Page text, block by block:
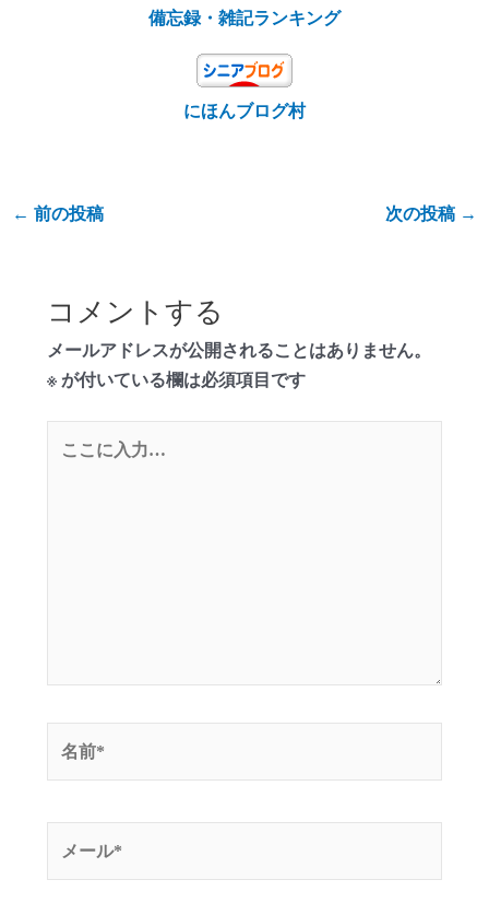
備忘録・雑記ランキング
にほんブログ村
← 前の投稿 次の投稿 →
コメントする
メールアドレスが公開されることはありません。
※が付いている欄は必須項目です